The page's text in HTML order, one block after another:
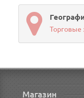
Торговые
Магазин